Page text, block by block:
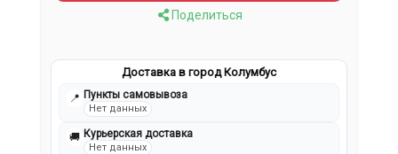
Поделиться
Доставка в город Колумбус
📍 Пункты самовывоза
Нет данных
🚚 Курьерская доставка
Нет данных